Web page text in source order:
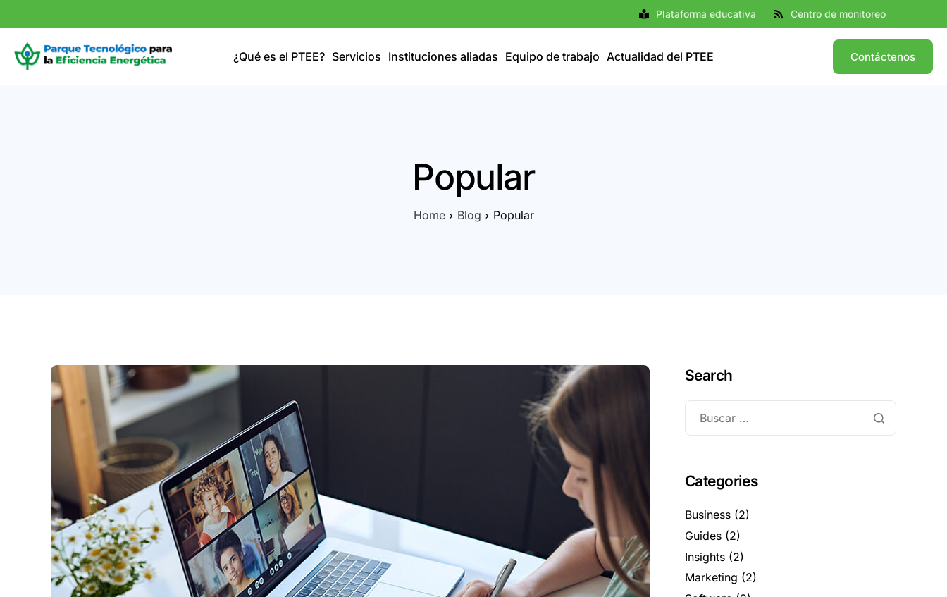
Plataforma educativa Centro de monitoreo
¿Qué es el PTEE? Servicios Instituciones aliadas Equipo de trabajo Actualidad del PTEE Contáctenos
Popular
Home Blog Popular
Search
Categories
Business (2)
Guides (2)
Insights (2)
Marketing (2)